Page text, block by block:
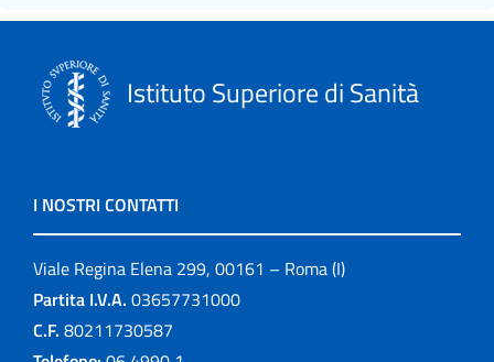
Istituto Superiore di Sanità
I NOSTRI CONTATTI
Viale Regina Elena 299, 00161 – Roma (I)
Partita I.V.A. 03657731000
C.F. 80211730587